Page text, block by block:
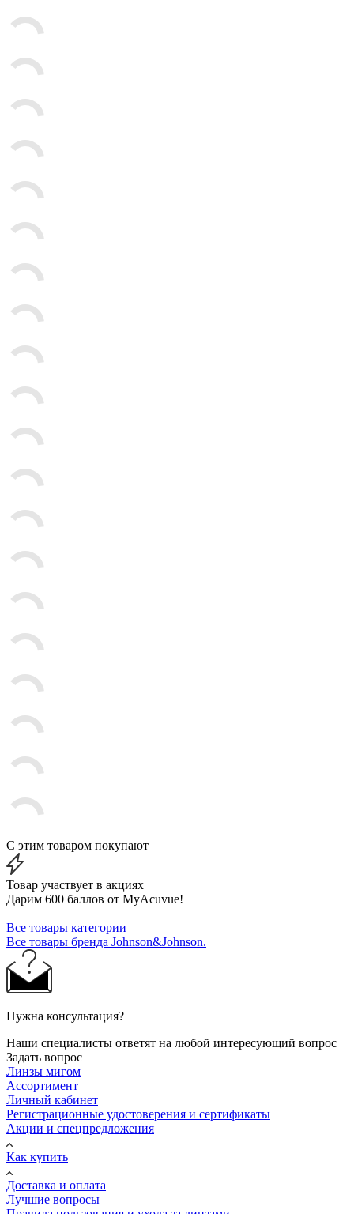
С этим товаром покупают
Товар участвует в акциях
Дарим 600 баллов от MyAcuvue!
Все товары категории
Все товары бренда Johnson&Johnson.
Нужна консультация?
Наши специалисты ответят на любой интересующий вопрос
Задать вопрос
Линзы мигом
Ассортимент
Личный кабинет
Регистрационные удостоверения и сертификаты
Акции и спецпредложения
Как купить
Доставка и оплата
Лучшие вопросы